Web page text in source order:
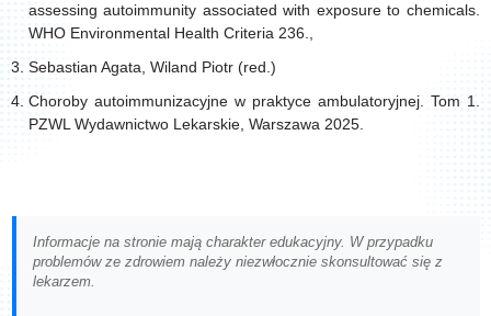
assessing autoimmunity associated with exposure to chemicals.
WHO Environmental Health Criteria 236.,
Sebastian Agata, Wiland Piotr (red.)
Choroby autoimmunizacyjne w praktyce ambulatoryjnej. Tom 1.
PZWL Wydawnictwo Lekarskie, Warszawa 2025.
Informacje na stronie mają charakter edukacyjny. W przypadku
problemów ze zdrowiem należy niezwłocznie skonsultować się z
lekarzem.